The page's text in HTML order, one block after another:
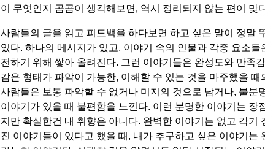
이 무엇인지 곰곰이 생각해보면, 역시 정리되지 않는 편이 맞
사람들의 글을 읽고 피드백을 하다보면 하고 싶은 말이 정말
있다. 하나의 메시지가 있고, 이야기 속의 인물과 각종 요소들
전하기 위해 쌓아 올려진다. 그런 이야기들은 완성도와 만족
감은 형태가 파악이 가능한, 이해할 수 있는 것을 마주했을 때
사람들은 보통 파악할 수 없거나 미지의 것으로 남거나, 불분
이야기가 있을 때 불편함을 느낀다. 이런 분명한 이야기는 장
지만 확실한건 내 취향은 아니다. 완벽한 이야기는 없고 각기
진 이야기들이 있다고 했을 때, 내가 추구하고 싶은 이야기는